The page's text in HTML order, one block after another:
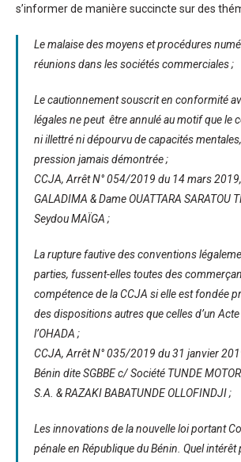
s’informer de manière succincte sur des
Le malaise des moyens et procédures
réunions dans les sociétés commerciales ;
Le cautionnement souscrit en conformité
légales ne peut être annulé au motif que le
ni illettré ni dépourvu de capacités
pression jamais démontrée ;
CCJA, Arrêt N° 054/2019 du 14 mars 2019,
GALADIMA & Dame OUATTARA SARATOU
Seydou MAÏGA ;
La rupture fautive des conventions
parties, fussent-elles toutes des
compétence de la CCJA si elle est fondée
des dispositions autres que celles d’un
l’OHADA ;
CCJA, Arrêt N° 035/2019 du 31 janvier
Bénin dite SGBBE c/ Société TUNDE
S.A. & RAZAKI BABATUNDE OLLOFINDJI ;
Les innovations de la nouvelle loi portant
pénale en République du Bénin. Quel intérêt